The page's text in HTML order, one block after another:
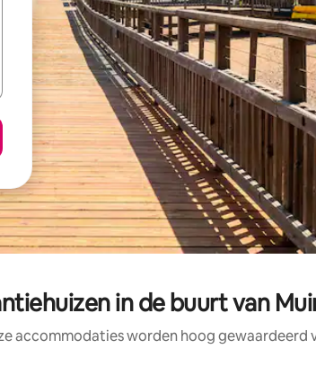
in de buurt van
accommodaties worden hoog gewaardeerd